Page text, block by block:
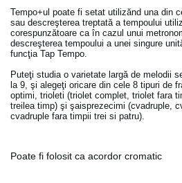
Tempo+ul poate fi setat utilizănd una din
sau descreşterea treptată a tempoului
corespunzătoare ca în cazul unui
descreşterea tempoului a unei singure
funcţia Tap Tempo.
Puteţi studia o varietate largă de melodii
la 9, şi alegeţi oricare din cele 8 tipuri de
optimi, trioleti (triolet complet, triolet fara
treilea timp) şi şaisprezecimi (cvadruple,
cvadruple fara timpii trei si patru).
Poate fi folosit ca acordor cromatic